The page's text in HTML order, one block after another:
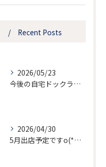
Recent Posts
2026/05/23
今後の自宅ドックランでの営業のお知らせ
2026/04/30
5月出店予定ですo(*⌒―⌒*)o